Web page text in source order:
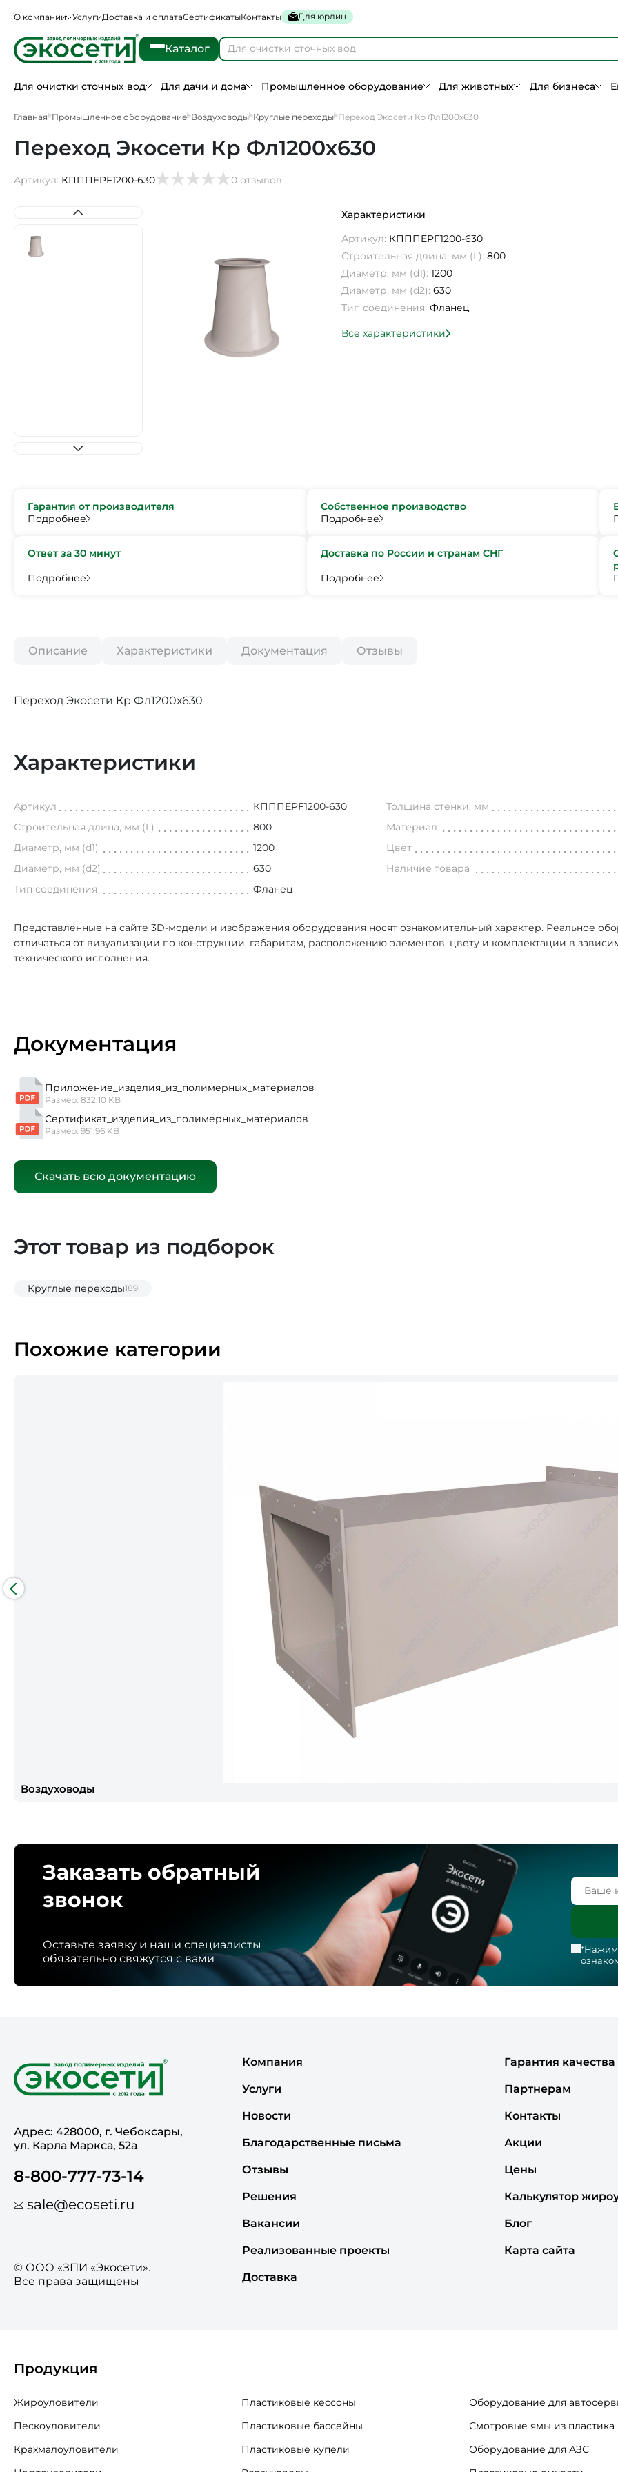
О компании УслугиДоставка и оплатаСертификатыКонтакты Для юрлиц
Каталог
Для очистки сточных вод Для дачи и дома Промышленное оборудование Для животных Для бизнеса
Главная Промышленное оборудование Воздуховоды Круглые переходы Переход Экосети Кр Фл1200х630
Переход Экосети Кр Фл1200х630
Артикул: КПППEPF1200-630 0 отзывов
Характеристики
Артикул: КПППEPF1200-630
Строительная длина, мм (L): 800
Диаметр, мм (d1): 1200
Диаметр, мм (d2): 630
Тип соединения: Фланец
Все характеристики
Гарантия от производителя
Подробнее
Собственное производство
Подробнее
Ответ за 30 минут
Подробнее
Доставка по России и странам СНГ
Подробнее
Описание Характеристики Документация Отзывы
Переход Экосети Кр Фл1200х630
Характеристики
Артикул
КПППEPF1200-630
Строительная длина, мм (L)
800
Диаметр, мм (d1)
1200
Диаметр, мм (d2)
630
Тип соединения
Фланец
Толщина стенки, мм
Материал
Цвет
Наличие товара
Представленные на сайте 3D-модели и изображения оборудования носят ознакомительный характер. Реальное
отличаться от визуализации по конструкции, габаритам, расположению элементов, цвету и комплектации в
технического исполнения.
Документация
Приложение_изделия_из_полимерных_материалов
Размер: 832.10 KB
Сертификат_изделия_из_полимерных_материалов
Размер: 951.96 KB
Скачать всю документацию
Этот товар из подборок
Круглые переходы189
Похожие категории
Воздуховоды
Заказать обратный
звонок
Оставьте заявку и наши специалисты
обязательно свяжутся с вами
Адрес: 428000, г. Чебоксары,
ул. Карла Маркса, 52а
8-800-777-73-14
sale@ecoseti.ru
© ООО «ЗПИ «Экосети».
Все права защищены
Компания
Услуги
Новости
Благодарственные письма
Отзывы
Решения
Вакансии
Реализованные проекты
Доставка
Гарантия качества
Партнерам
Контакты
Акции
Цены
Калькулятор
Блог
Карта сайта
Продукция
Жироуловители
Пескоуловители
Крахмалоуловители
Пластиковые кессоны
Пластиковые бассейны
Пластиковые купели
Оборудование для
Смотровые ямы из пластика
Оборудование для АЗС